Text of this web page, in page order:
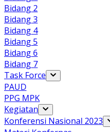
Bidang 2
Bidang 3
Bidang 4
Bidang 5
Bidang 6
Bidang 7
Task Force
PAUD
PPG MPK
Kegiatan
Konferensi Nasional 2023